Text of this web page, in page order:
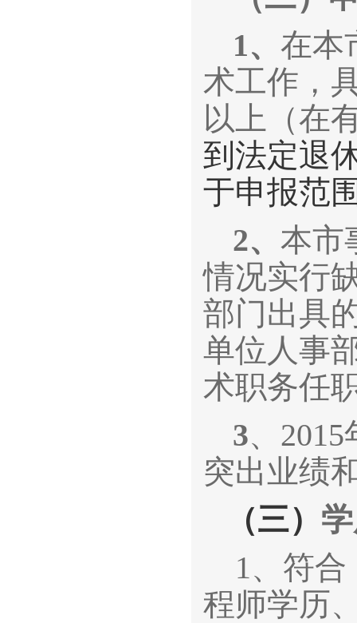
1、 在本
术工作，
以上（在
到法定退
于申报范
2、 本市
情况实行
部门出具
单位人事
术职务任
3、
突出业绩
（三）
1、符合
程师学历